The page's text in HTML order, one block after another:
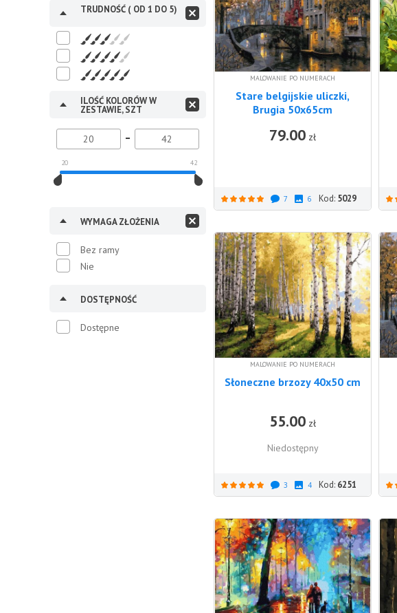
TRUDNOŚĆ ( OD 1 DO 5)
ILOŚĆ KOLORÓW W
ZESTAWIE, SZT
20 42
WYMAGA ZŁOŻENIA
Bez ramy
Nie
DOSTĘPNOŚĆ
Dostępne
MALOWANIE PO NUMERACH
Stare belgijskie uliczki,
Brugia 50x65cm
79.00 zł
7 6 Kod: 5029
MALOWANIE PO NUMERACH
Słoneczne brzozy 40x50 cm
55.00 zł
Niedostępny
3 4 Kod: 6251